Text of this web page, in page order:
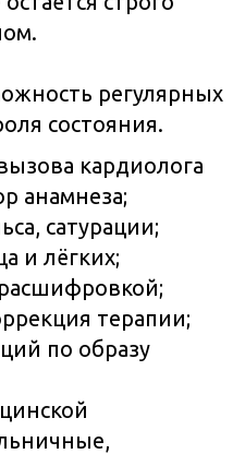
регулярных
состояния.
кардиолога
анамнеза;
сатурации;
и лёгких;
терапии;
по образу